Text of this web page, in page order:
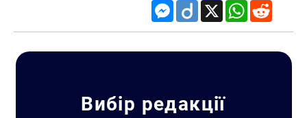
Messenger
Diigo X WhatsApp
Вибір редакції